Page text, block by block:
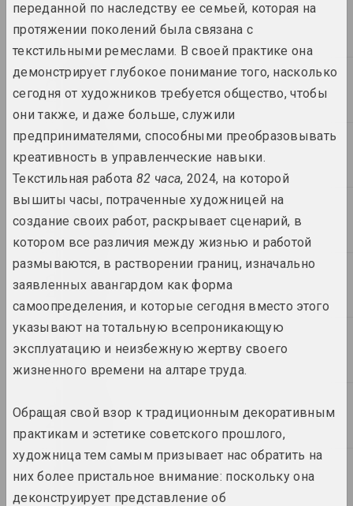
2011
2010
2009
2008
2007
2004
2003
2002
переданной по наследству ее семьей, которая на
протяжении поколений была связана с
текстильными ремеслами. В своей практике она
демонстрирует глубокое понимание того, насколько
сегодня от художников требуется общество, чтобы
они также, и даже больше, служили
предпринимателями, способными преобразовывать
креативность в управленческие навыки.
Текстильная работа82 часа, 2024, на которой
вышиты часы, потраченные художницей на
создание своих работ, раскрывает сценарий, в
котором все различия между жизнью и работой
размываются, в растворении границ, изначально
заявленных авангардом как форма
самоопределения, и которые сегодня вместо этого
указывают на тотальную всепроникающую
эксплуатацию и неизбежную жертву своего
жизненного времени на алтаре труда.
Обращая свой взор к традиционным декоративным
практикам и эстетике советского прошлого,
художница тем самым призывает нас обратить на
них более пристальное внимание: поскольку она
деконструирует представление об